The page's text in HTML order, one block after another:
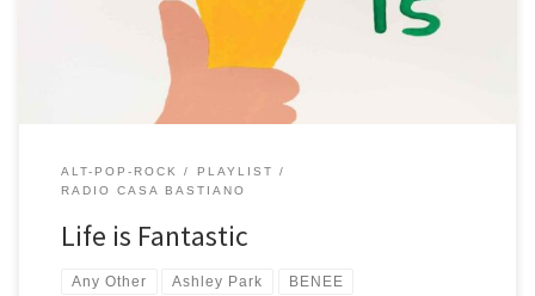
sempre la stessa: ascolto canzoni, quelle che mi colpiscono le
metto dentro una playlist […]
ALT-POP-ROCK
PLAYLIST
RADIO CASA BASTIANO
Life is Fantastic
Any Other Ashley Park BENEE